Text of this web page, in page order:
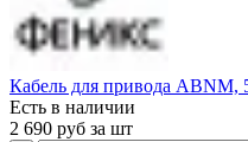
Кабель для привода ABNM,
Есть в наличии
2 690 руб за шт